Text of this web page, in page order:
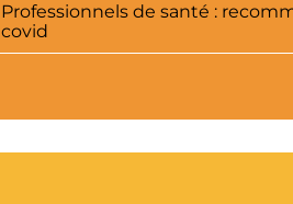
Professionnels de santé :
covid